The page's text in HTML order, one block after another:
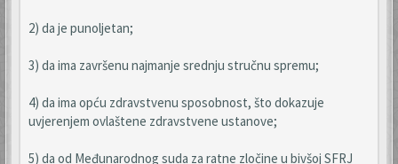
2) da je punoljetan;
3) da ima završenu najmanje srednju stručnu spremu;
4) da ima opću zdravstvenu sposobnost, što dokazuje
uvjerenjem ovlaštene zdravstvene ustanove;
5) da od Međunarodnog suda za ratne zločine u bivšoj SFRJ